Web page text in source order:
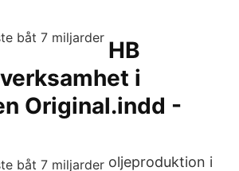
HB
i
Original.indd -
oljeproduktion i